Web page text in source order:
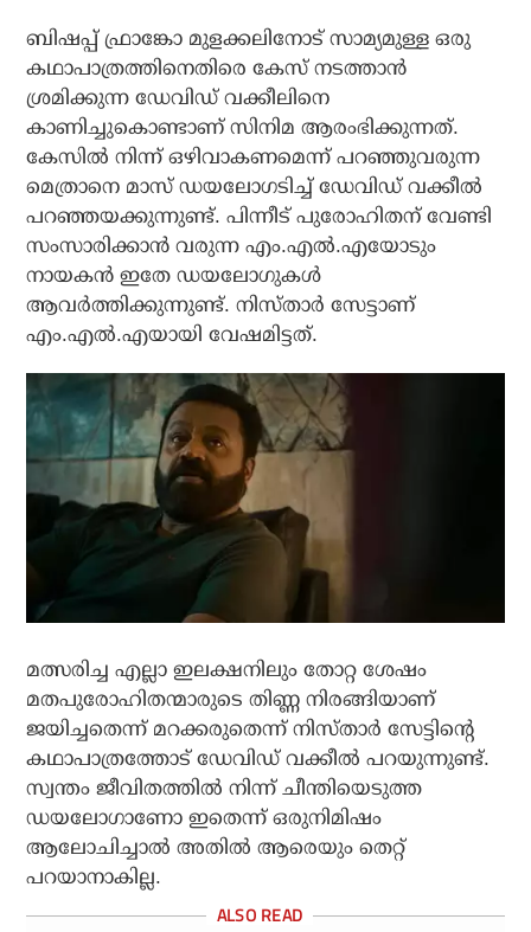
ബിഷപ്പ് ഫ്രാങ്കോ മുളക്കലിനോട് സാമ്യമുള്ള ഒരു
കഥാപാത്രത്തിനെതിരെ കേസ് നടത്താന്‍
ശ്രമിക്കുന്ന ഡേവിഡ് വക്കീലിനെ
കാണിച്ചുകൊണ്ടാണ് സിനിമ ആരംഭിക്കുന്നത്.
കേസില്‍ നിന്ന് ഒഴിവാകണമെന്ന് പറഞ്ഞുവരുന്ന
മെത്രാനെ മാസ് ഡയലോഗടിച്ച് ഡേവിഡ് വക്കീല്‍
പറഞ്ഞയക്കുന്നുണ്ട്. പിന്നീട് പുരോഹിതന് വേണ്ടി
സംസാരിക്കാന്‍ വരുന്ന എം.എല്‍.എയോടും
നായകന്‍ ഇതേ ഡയലോഗുകള്‍
ആവര്‍ത്തിക്കുന്നുണ്ട്. നിസ്താര്‍ സേട്ടാണ്
എം.എല്‍.എയായി വേഷമിട്ടത്.
മത്സരിച്ച എല്ലാ ഇലക്ഷനിലും തോറ്റ ശേഷം
മതപുരോഹിതന്മാരുടെ തിണ്ണ നിരങ്ങിയാണ്
ജയിച്ചതെന്ന് മറക്കരുതെന്ന് നിസ്താര്‍ സേട്ടിന്റെ
കഥാപാത്രത്തോട് ഡേവിഡ് വക്കീല്‍ പറയുന്നുണ്ട്.
സ്വന്തം ജീവിതത്തില്‍ നിന്ന് ചീന്തിയെടുത്ത
ഡയലോഗാണോ ഇതെന്ന് ഒരുനിമിഷം
ആലോചിച്ചാല്‍ അതില്‍ ആരെയും തെറ്റ്
പറയാനാകില്ല.